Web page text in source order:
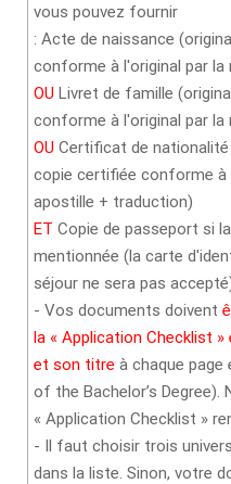
vous pouvez fournir
: Acte de naissance
conforme à l'original par
OU Livret de famille
conforme à l'original par
OU Certificat de
copie certifiée conforme à
apostille + traduction)
ET Copie de passeport si
mentionnée (la carte
séjour ne sera pas
- Vos documents doivent
la « Application Checklist
et son titre à chaque page
of the Bachelor’s Degree).
« Application Checklist »
- Il faut choisir trois
dans la liste. Sinon, votre